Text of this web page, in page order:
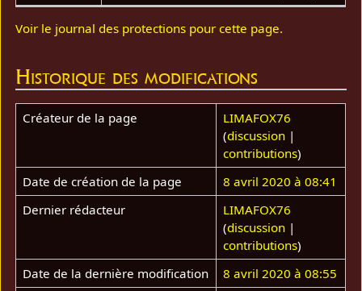
Voir le journal des protections pour cette page.
Historique des modifications
Créateur de la page
LIMAFOX76
(discussion|
contributions)
Date de création de la page
8 avril 2020 à 08:41
Dernier rédacteur
LIMAFOX76
(discussion|
contributions)
Date de la dernière modification
8 avril 2020 à 08:55